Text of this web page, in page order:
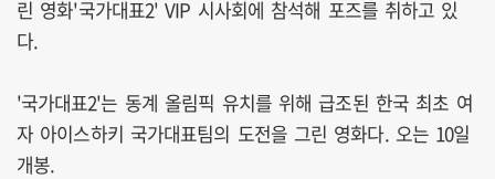
린 영화'국가대표2' VIP 시사회에 참석해 포즈를 취하고 있
다.
'국가대표2'는 동계 올림픽 유치를 위해 급조된 한국 최초 여
자 아이스하키 국가대표팀의 도전을 그린 영화다. 오는 10일
개봉.